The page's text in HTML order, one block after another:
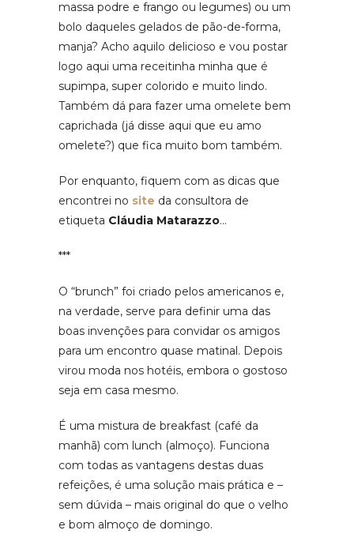
massa podre e frango ou legumes) ou um
bolo daqueles gelados de pão-de-forma,
manja? Acho aquilo delicioso e vou postar
logo aqui uma receitinha minha que é
supimpa, super colorido e muito lindo.
Também dá para fazer uma omelete bem
caprichada (já disse aqui que eu amo
omelete?) que fica muito bom também.
Por enquanto, fiquem com as dicas que
encontrei no site da consultora de
etiqueta Cláudia Matarazzo…
***
O “brunch” foi criado pelos americanos e,
na verdade, serve para definir uma das
boas invenções para convidar os amigos
para um encontro quase matinal. Depois
virou moda nos hotéis, embora o gostoso
seja em casa mesmo.
É uma mistura de breakfast (café da
manhã) com lunch (almoço). Funciona
com todas as vantagens destas duas
refeições, é uma solução mais prática e –
sem dúvida – mais original do que o velho
e bom almoço de domingo.